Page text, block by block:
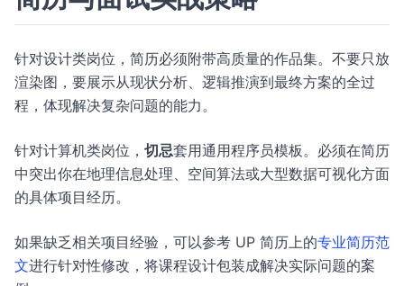
针对设计类岗位，简历必须附带高质量的作品集。不要只放
渲染图，要展示从现状分析、逻辑推演到最终方案的全过
程，体现解决复杂问题的能力。
针对计算机类岗位， 切忌套用通用程序员模板。必须在简历
中突出你在地理信息处理、空间算法或大型数据可视化方面
的具体项目经历。
如果缺乏相关项目经验，可以参考 UP 简历上的专业简历范
文进行针对性修改，将课程设计包装成解决实际问题的案